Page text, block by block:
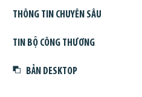
THÔNG TIN CHUYÊN SÂU
TIN BỘ CÔNG THƯƠNG
BẢN DESKTOP